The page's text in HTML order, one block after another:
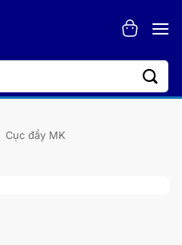
Cục đẩy MK